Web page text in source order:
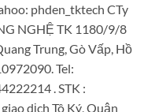
phden_tktech CTy
NGHỆ TK 1180/9/8
Trung, Gò Vấp, Hồ
Tel:
. STK :
dịch Tô Ký, Quận